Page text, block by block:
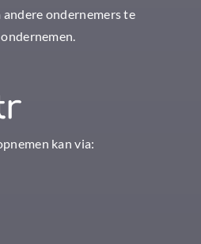
ondernemers te
kan via: